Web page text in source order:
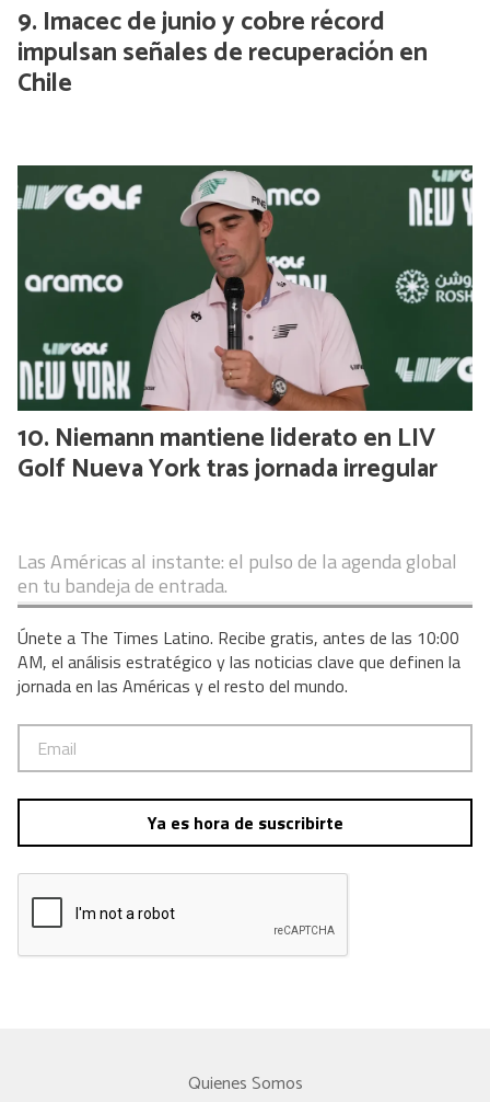
Imacec de junio y cobre récord
impulsan señales de recuperación en
Chile
Niemann mantiene liderato en LIV
Golf Nueva York tras jornada irregular
Las Américas al instante: el pulso de la agenda global
en tu bandeja de entrada.
Únete a The Times Latino. Recibe gratis, antes de las 10:00
AM, el análisis estratégico y las noticias clave que definen la
jornada en las Américas y el resto del mundo.
Ya es hora de suscribirte
Quienes Somos